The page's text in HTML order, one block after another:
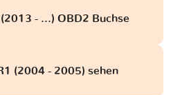
- ...) OBD2 Buchse
(2004 - 2005) sehen